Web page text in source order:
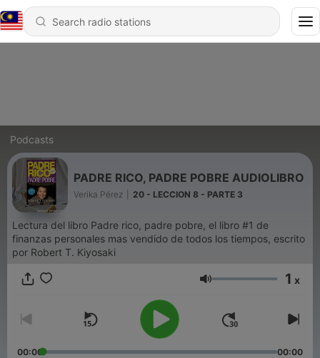
Podcasts
PADRE RICO, PADRE POBRE AUDIOLIBRO
Verika Pérez 20 - LECCION 8 - PARTE 3
Lectura del libro Padre rico, padre pobre, el libro #1 de
finanzas personales mas vendido de todos los tiempos, escrito
por Robert T. Kiyosaki
Volume 1 x
00:00 00:00